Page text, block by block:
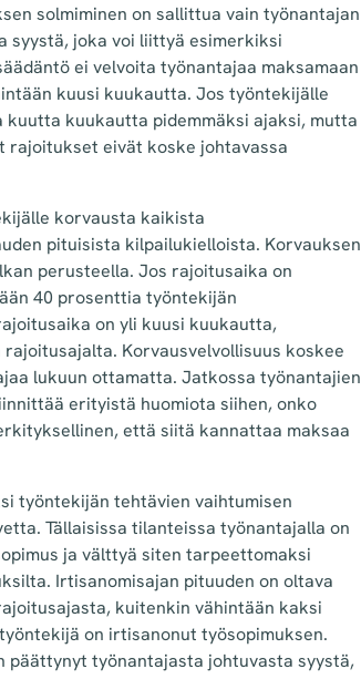
solmiminen on sallittua vain työnantajan
syystä, joka voi liittyä esimerkiksi
ei velvoita työnantajaa maksamaan
kuusi kuukautta. Jos työntekijälle
kuukautta pidemmäksi ajaksi, mutta
rajoitukset eivät koske johtavassa
korvausta kaikista
pituisista kilpailukielloista. Korvauksen
perusteella. Jos rajoitusaika on
40 prosenttia työntekijän
on yli kuusi kuukautta,
Korvausvelvollisuus koskee
lukuun ottamatta. Jatkossa työnantajien
erityistä huomiota siihen, onko
että siitä kannattaa maksaa
työntekijän tehtävien vaihtumisen
Tällaisissa tilanteissa työnantajalla on
ja välttyä siten tarpeettomaksi
Irtisanomisajan pituuden on oltava
kuitenkin vähintään kaksi
on irtisanonut työsopimuksen.
päättynyt työnantajasta johtuvasta syystä,